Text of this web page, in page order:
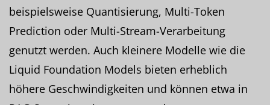
beispielsweise Quantisierung, Multi-Token
Prediction oder Multi-Stream-Verarbeitung
genutzt werden. Auch kleinere Modelle wie die
Liquid Foundation Models bieten erheblich
höhere Geschwindigkeiten und können etwa in